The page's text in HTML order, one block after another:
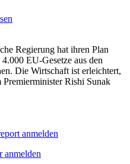
Regierung hat ihren Plan
EU-Gesetze aus den
Die Wirtschaft ist erleichtert,
Rishi Sunak